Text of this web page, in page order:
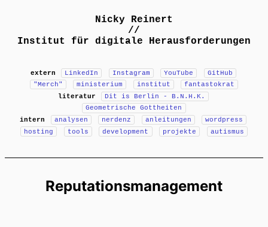
Nicky Reinert
//
Institut für digitale Herausforderungen
extern LinkedIn Instagram YouTube
GitHub
"Merch"
ministerium institut
fantastokrat
literatur
Dit is Berlin - B.N.H.K.
Geometrische Gottheiten
intern
analysen nerdenz anleitungen
wordpress
hosting
tools development projekte autismus
Reputationsmanagement